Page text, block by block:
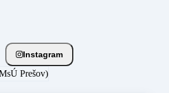
Instagram
Prešov)